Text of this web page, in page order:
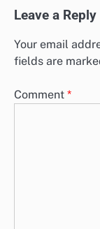
Leave a Reply
Your email
fields are
Comment *